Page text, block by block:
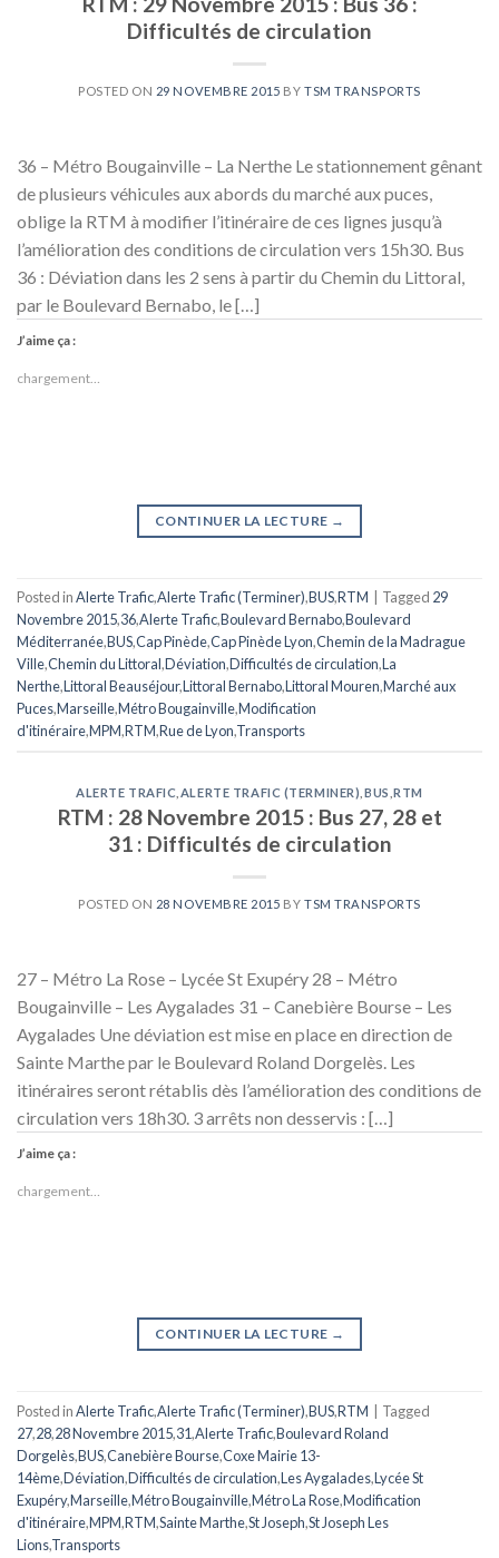
Difficultés de circulation
POSTED ON 29 NOVEMBRE 2015 BY TSM TRANSPORTS
36 – Métro Bougainville – La Nerthe Le stationnement gênant
de plusieurs véhicules aux abords du marché aux puces,
oblige la RTM à modifier l’itinéraire de ces lignes jusqu’à
l’amélioration des conditions de circulation vers 15h30. Bus
36 : Déviation dans les 2 sens à partir du Chemin du Littoral,
par le Boulevard Bernabo, le […]
J’aime ça :
chargement…
CONTINUER LA LECTURE →
Posted inAlerte Trafic,Alerte Trafic (Terminer),BUS,RTM Tagged 29
Novembre 2015,36,Alerte Trafic,Boulevard Bernabo,Boulevard
Méditerranée,BUS,Cap Pinède,Cap Pinède Lyon,Chemin de la Madrague
Ville,Chemin du Littoral,Déviation,Difficultés de circulation,La
Nerthe,Littoral Beauséjour,Littoral Bernabo,Littoral Mouren,Marché aux
Puces,Marseille,Métro Bougainville,Modification
d'itinéraire,MPM,RTM,Rue de Lyon,Transports
ALERTE TRAFIC ALERTE TRAFIC (TERMINER) BUS ,RTM
RTM : 28 Novembre 2015 : Bus 27, 28 et
31 : Difficultés de circulation
POSTED ON 28 NOVEMBRE 2015 BY TSM TRANSPORTS
27 – Métro La Rose – Lycée St Exupéry 28 – Métro
Bougainville – Les Aygalades 31 – Canebière Bourse – Les
Aygalades Une déviation est mise en place en direction de
Sainte Marthe par le Boulevard Roland Dorgelès. Les
itinéraires seront rétablis dès l’amélioration des conditions de
circulation vers 18h30. 3 arrêts non desservis : […]
J’aime ça :
chargement…
CONTINUER LA LECTURE →
Posted inAlerte Trafic,Alerte Trafic (Terminer),BUS,RTM
Tagged
27,28,28 Novembre 2015,31,Alerte Trafic,Boulevard Roland
Dorgelès,BUS,Canebière Bourse,Coxe Mairie 13-
14ème,Déviation,Difficultés de circulation,Les Aygalades,Lycée St
Exupéry,Marseille,Métro Bougainville,Métro La Rose,Modification
d'itinéraire,MPM,RTM,Sainte Marthe,St Joseph,St Joseph Les
Lions,Transports